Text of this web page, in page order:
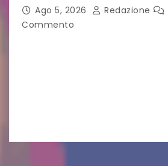
Ago 5, 2026 Redazione
Commento